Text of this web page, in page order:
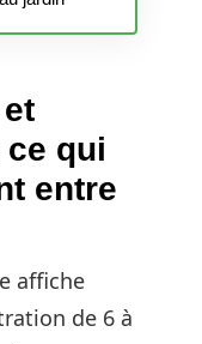
qui
entre
affiche
de 6 à